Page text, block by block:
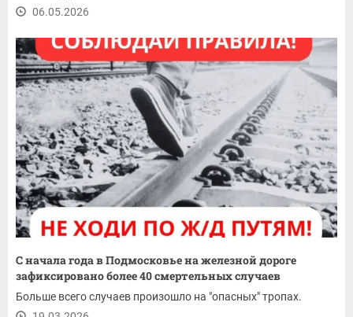
06.05.2026
С начала года в Подмосковье на железной дороге
зафиксировано более 40 смертельных случаев
Больше всего случаев произошло на "опасных" тропах.